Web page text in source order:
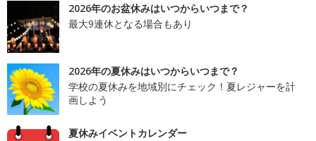
2026年のお盆休みはいつからいつまで？
最大9連休となる場合もあり
2026年の夏休みはいつからいつまで？
学校の夏休みを地域別にチェック！夏レジャーを計
画しよう
夏休みイベントカレンダー